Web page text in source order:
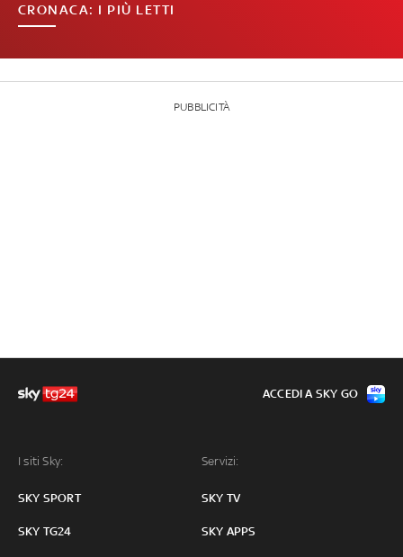
CRONACA: I PIÙ LETTI
PUBBLICITÀ
I siti Sky:
SKY SPORT
SKY TG24
Servizi:
SKY TV
SKY APPS
ACCEDI A SKY GO